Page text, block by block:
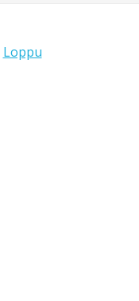
Loppu